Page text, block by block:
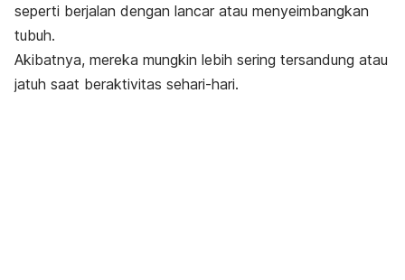
seperti berjalan dengan lancar atau menyeimbangkan
tubuh.
Akibatnya, mereka mungkin lebih sering tersandung atau
jatuh saat beraktivitas sehari-hari.